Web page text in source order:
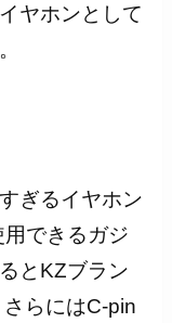
ヤホンとして
ぎるイヤホン
できるガジ
とKZブラン
らにはC-pin